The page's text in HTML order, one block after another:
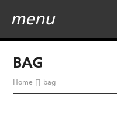
menu
BAG
Home bag